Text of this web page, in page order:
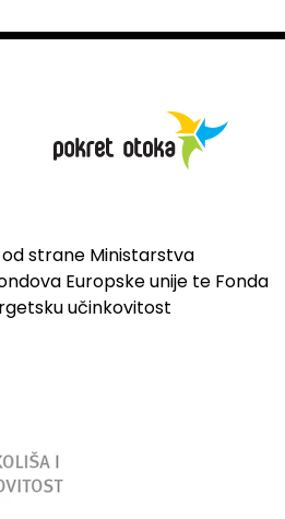
strane Ministarstva
Europske unije te Fonda
učinkovitost